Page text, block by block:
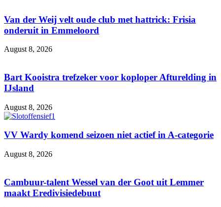
Van der Weij velt oude club met hattrick: Frisia
onderuit in Emmeloord
August 8, 2026
Bart Kooistra trefzeker voor koploper Afturelding in
IJsland
August 8, 2026
VV Wardy komend seizoen niet actief in A-categorie
August 8, 2026
Cambuur-talent Wessel van der Goot uit Lemmer
maakt Eredivisiedebuut